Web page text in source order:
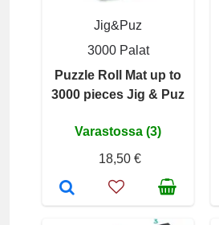
Jig&Puz
3000 Palat
Puzzle Roll Mat up to
3000 pieces Jig & Puz
Varastossa (3)
18,50 €